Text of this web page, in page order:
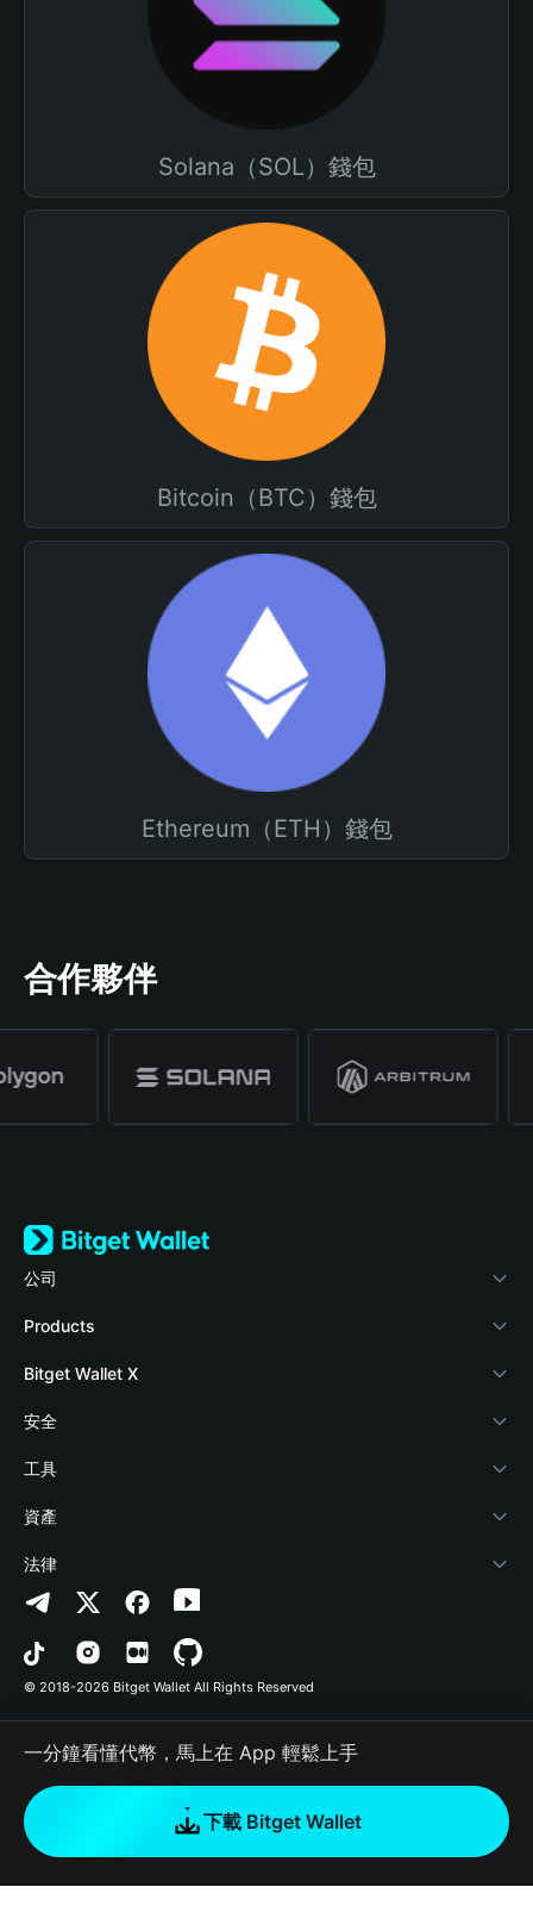
Solana（SOL）錢包
Bitcoin（BTC）錢包
Ethereum（ETH）錢包
合作夥伴
公司
關於 Bitget Wallet
部落格
學院
加密資訊
幫助中心
‌聯繫我們
品牌資源
工作機會
Products
Crypto Card
Stablecoin Earn
Payfi Crypto
Crypto Swap API
Altcoin Season Index
Prediction Markets
DApp
RWA
如何購買加密貨幣
Bitget Wallet X
開發者文件
連接錢包
Bitget Wallet Pay
合作上架
安全
風險保障基金
安全防護技術
工具
快捷買幣
授權檢測
合約檢測
批次轉帳
資產
Arbitrum
Avalanche
Bitcoin
Polygon
法律
隱私協議
用戶使用協議
© 2018-2026 Bitget Wallet All Rights Reserved
一分鐘看懂代幣，馬上在 App 輕鬆上手
下載 Bitget Wallet